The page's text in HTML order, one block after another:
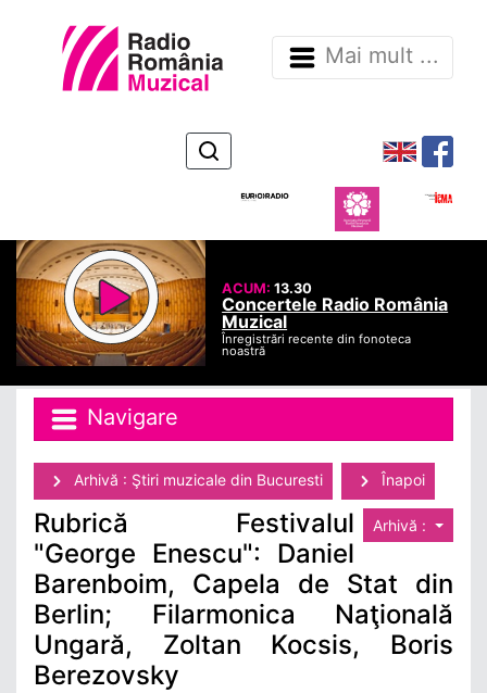
Mai mult ...
ACUM:13.30
Concertele Radio România
Muzical
Înregistrări recente din fonoteca
noastră
Navigare
Arhivă : Ştiri muzicale din Bucuresti Înapoi
Arhivă :
Rubrică Festivalul
"George Enescu": Daniel
Barenboim, Capela de Stat din
Berlin; Filarmonica Naţională
Ungară, Zoltan Kocsis, Boris
Berezovsky